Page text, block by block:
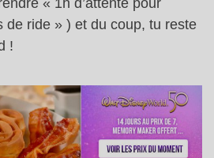
de ride » ) et du coup, tu reste
!